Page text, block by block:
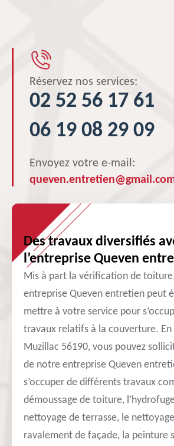
Réservez nos services:
02 52 56 17 61
06 19 08 29 09
Envoyez votre e-mail:
Des travaux diversifiés
l’entreprise Queven
Mis à part la vérification de
entreprise Queven entretien peut
mettre à votre service pour
travaux relatifs à la couverture.
Muzillac 56190, vous pouvez
de notre entreprise Queven
s’occuper de différents travaux
démoussage de toiture,
nettoyage de terrasse, le
ravalement de façade, la peinture